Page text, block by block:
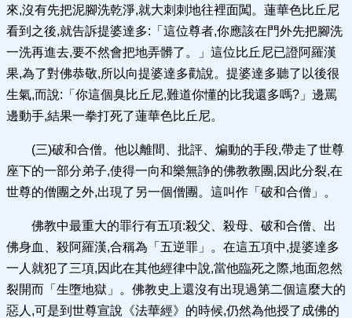
來,沒有先把泥腳洗乾淨,就大刺刺地往裡面闖。蓮華色比丘尼
看到之後,就告訴提婆達多:「這位尊者,你應該在門外先把腳洗
一洗再進去,要不然會把地弄髒了。」這位比丘尼已證阿羅漢
果,為了對佛恭敬,所以向提婆達多勸說。提婆達多聽了以後很
生氣,而說:「你這個臭比丘尼,難道你懂的比我還多嗎?」邊罵
邊動手,結果一拳打死了蓮華色比丘尼。
(三)破和合僧。他以離間、批評、煸動的手段,帶走了世尊
座下的一部分弟子,使得一向和樂無諍的佛教教團,因此分裂,在
世尊的僧團之外,出現了另一個僧團。這叫作「破和合僧」。
佛教中最重大的罪行有五項:殺父、殺母、破和合僧、出
佛身血、殺阿羅漢,合稱為「五逆罪」。在這五項中,提婆達多
一人就犯了三項,因此在其他經律中說,當他臨死之際,地面忽然
裂開而「生墮地獄」。佛教史上還沒有出現過第二個這麼大的
惡人,可是到世尊宣說《法華經》的時候,仍然為他授了成佛的